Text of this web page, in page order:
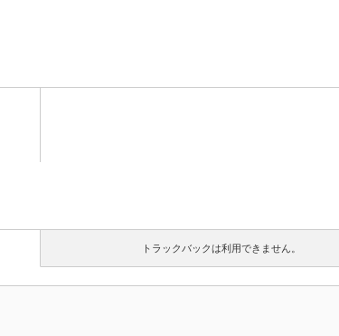
トラックバックは利用できません。